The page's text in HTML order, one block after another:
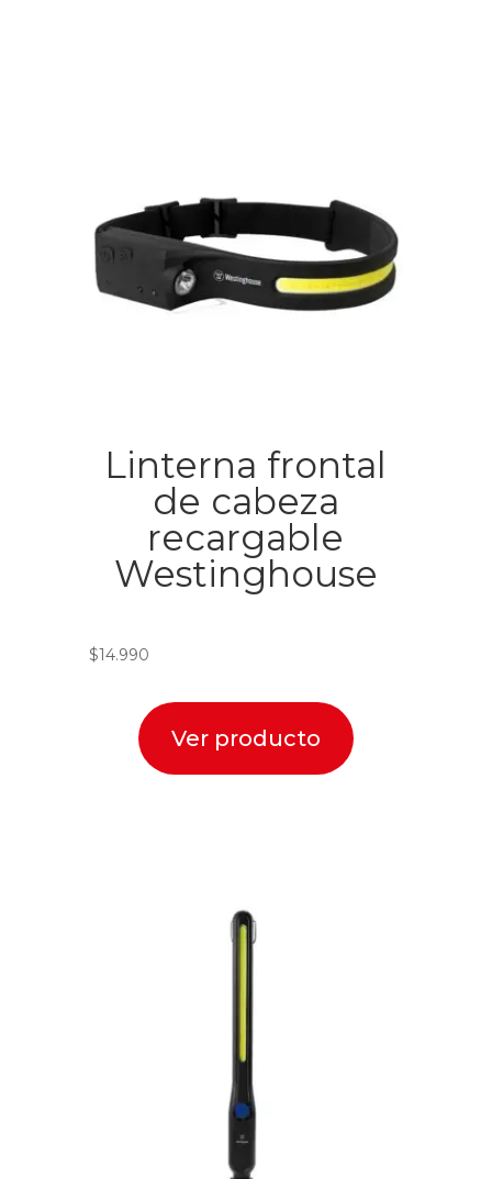
Linterna frontal
de cabeza
recargable
Westinghouse
$14.990
Ver producto